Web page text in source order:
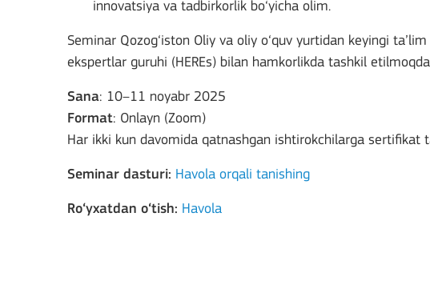
innovatsiya va tadbirkorlik bo‘yicha olim.
Seminar Qozog‘iston Oliy va oliy o‘quv yurtidan keyingi
ekspertlar guruhi (HEREs) bilan hamkorlikda tashkil
Sana: 10–11 noyabr 2025
Format: Onlayn (Zoom)
Har ikki kun davomida qatnashgan ishtirokchilarga sertifikat
Seminar dasturi: Havola orqali tanishing
Ro‘yxatdan o‘tish: Havola